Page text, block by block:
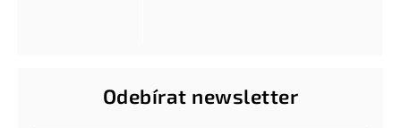
Odebírat newsletter